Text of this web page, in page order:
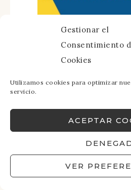
Gestionar el
Consentimiento
Cookies
Utilizamos cookies para optimizar
servicio.
ACEPTAR
VER